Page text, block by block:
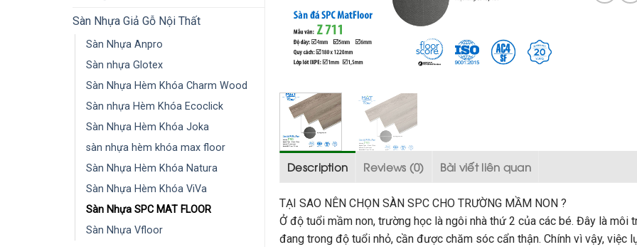
Sàn Nhựa Giả Gỗ Nội Thất
Sàn Nhựa Anpro
Sàn nhựa Glotex
Sàn Nhựa Hèm Khóa Charm Wood
Sàn nhựa Hèm Khóa Ecoclick
Sàn Nhựa Hèm Khóa Joka
sàn nhựa hèm khóa max floor
Sàn Nhựa Hèm Khóa Natura
Sàn Nhựa Hèm Khóa ViVa
Sàn Nhựa SPC MAT FLOOR
Sàn Nhựa Vfloor
Description Reviews (0) Bài viết liên quan
TẠI SAO NÊN CHỌN SÀN SPC CHO TRƯỜNG MẦM NON ?
Ở độ tuổi mầm non, trường học là ngôi nhà thứ 2 của các bé. Đây là môi
đang trong độ tuổi nhỏ, cần được chăm sóc cẩn thận. Chính vì vậy, việc